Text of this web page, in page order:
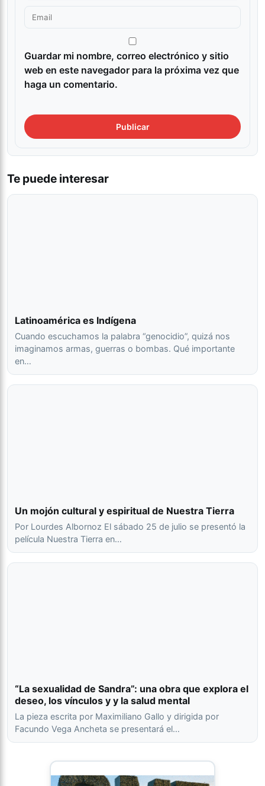
Guardar mi nombre, correo electrónico y sitio
web en este navegador para la próxima vez que
haga un comentario.
Te puede interesar
Latinoamérica es Indígena
Cuando escuchamos la palabra “genocidio”, quizá nos
imaginamos armas, guerras o bombas. Qué importante
en…
Un mojón cultural y espiritual de Nuestra Tierra
Por Lourdes Albornoz El sábado 25 de julio se presentó la
película Nuestra Tierra en…
“La sexualidad de Sandra”: una obra que explora el
deseo, los vínculos y y la salud mental
La pieza escrita por Maximiliano Gallo y dirigida por
Facundo Vega Ancheta se presentará el…